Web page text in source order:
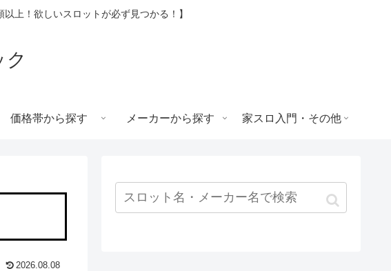
上！欲しいスロットが必ず見つかる！】
価格帯から探す メーカーから探す 家スロ入門・その他
2026.08.08